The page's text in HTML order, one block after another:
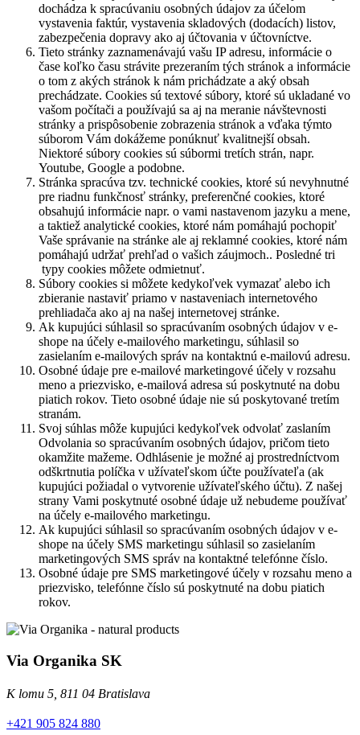
dochádza k spracúvaniu osobných údajov za účelom
vystavenia faktúr, vystavenia skladových (dodacích) listov,
zabezpečenia dopravy ako aj účtovania v účtovníctve.
Tieto stránky zaznamenávajú vašu IP adresu, informácie o
čase koľko času strávite prezeraním tých stránok a informácie
o tom z akých stránok k nám prichádzate a aký obsah
prechádzate. Cookies sú textové súbory, ktoré sú ukladané vo
vašom počítači a používajú sa aj na meranie návštevnosti
stránky a prispôsobenie zobrazenia stránok a vďaka týmto
súborom Vám dokážeme ponúknuť kvalitnejší obsah.
Niektoré súbory cookies sú súbormi tretích strán, napr.
Youtube, Google a podobne.
Stránka spracúva tzv. technické cookies, ktoré sú nevyhnutné
pre riadnu funkčnosť stránky, preferenčné cookies, ktoré
obsahujú informácie napr. o vami nastavenom jazyku a mene,
a taktiež analytické cookies, ktoré nám pomáhajú pochopiť
Vaše správanie na stránke ale aj reklamné cookies, ktoré nám
pomáhajú udržať prehľad o vašich záujmoch.. Posledné tri
typy cookies môžete odmietnuť.
Súbory cookies si môžete kedykoľvek vymazať alebo ich
zbieranie nastaviť priamo v nastaveniach internetového
prehliadača ako aj na našej internetovej stránke.
Ak kupujúci súhlasil so spracúvaním osobných údajov v e-
shope na účely e-mailového marketingu, súhlasil so
zasielaním e-mailových správ na kontaktnú e-mailovú adresu.
Osobné údaje pre e-mailové marketingové účely v rozsahu
meno a priezvisko, e-mailová adresa sú poskytnuté na dobu
piatich rokov. Tieto osobné údaje nie sú poskytované tretím
stranám.
Svoj súhlas môže kupujúci kedykoľvek odvolať zaslaním
Odvolania so spracúvaním osobných údajov, pričom tieto
okamžite mažeme. Odhlásenie je možné aj prostredníctvom
odškrtnutia políčka v užívateľskom účte používateľa (ak
kupujúci požiadal o vytvorenie užívateľského účtu). Z našej
strany Vami poskytnuté osobné údaje už nebudeme používať
na účely e-mailového marketingu.
Ak kupujúci súhlasil so spracúvaním osobných údajov v e-
shope na účely SMS marketingu súhlasil so zasielaním
marketingových SMS správ na kontaktné telefónne číslo.
Osobné údaje pre SMS marketingové účely v rozsahu meno a
priezvisko, telefónne číslo sú poskytnuté na dobu piatich
rokov.
Via Organika SK
K lomu 5, 811 04 Bratislava
+421 905 824 880